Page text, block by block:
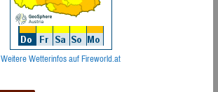
Weitere Wetterinfos auf Fireworld.at